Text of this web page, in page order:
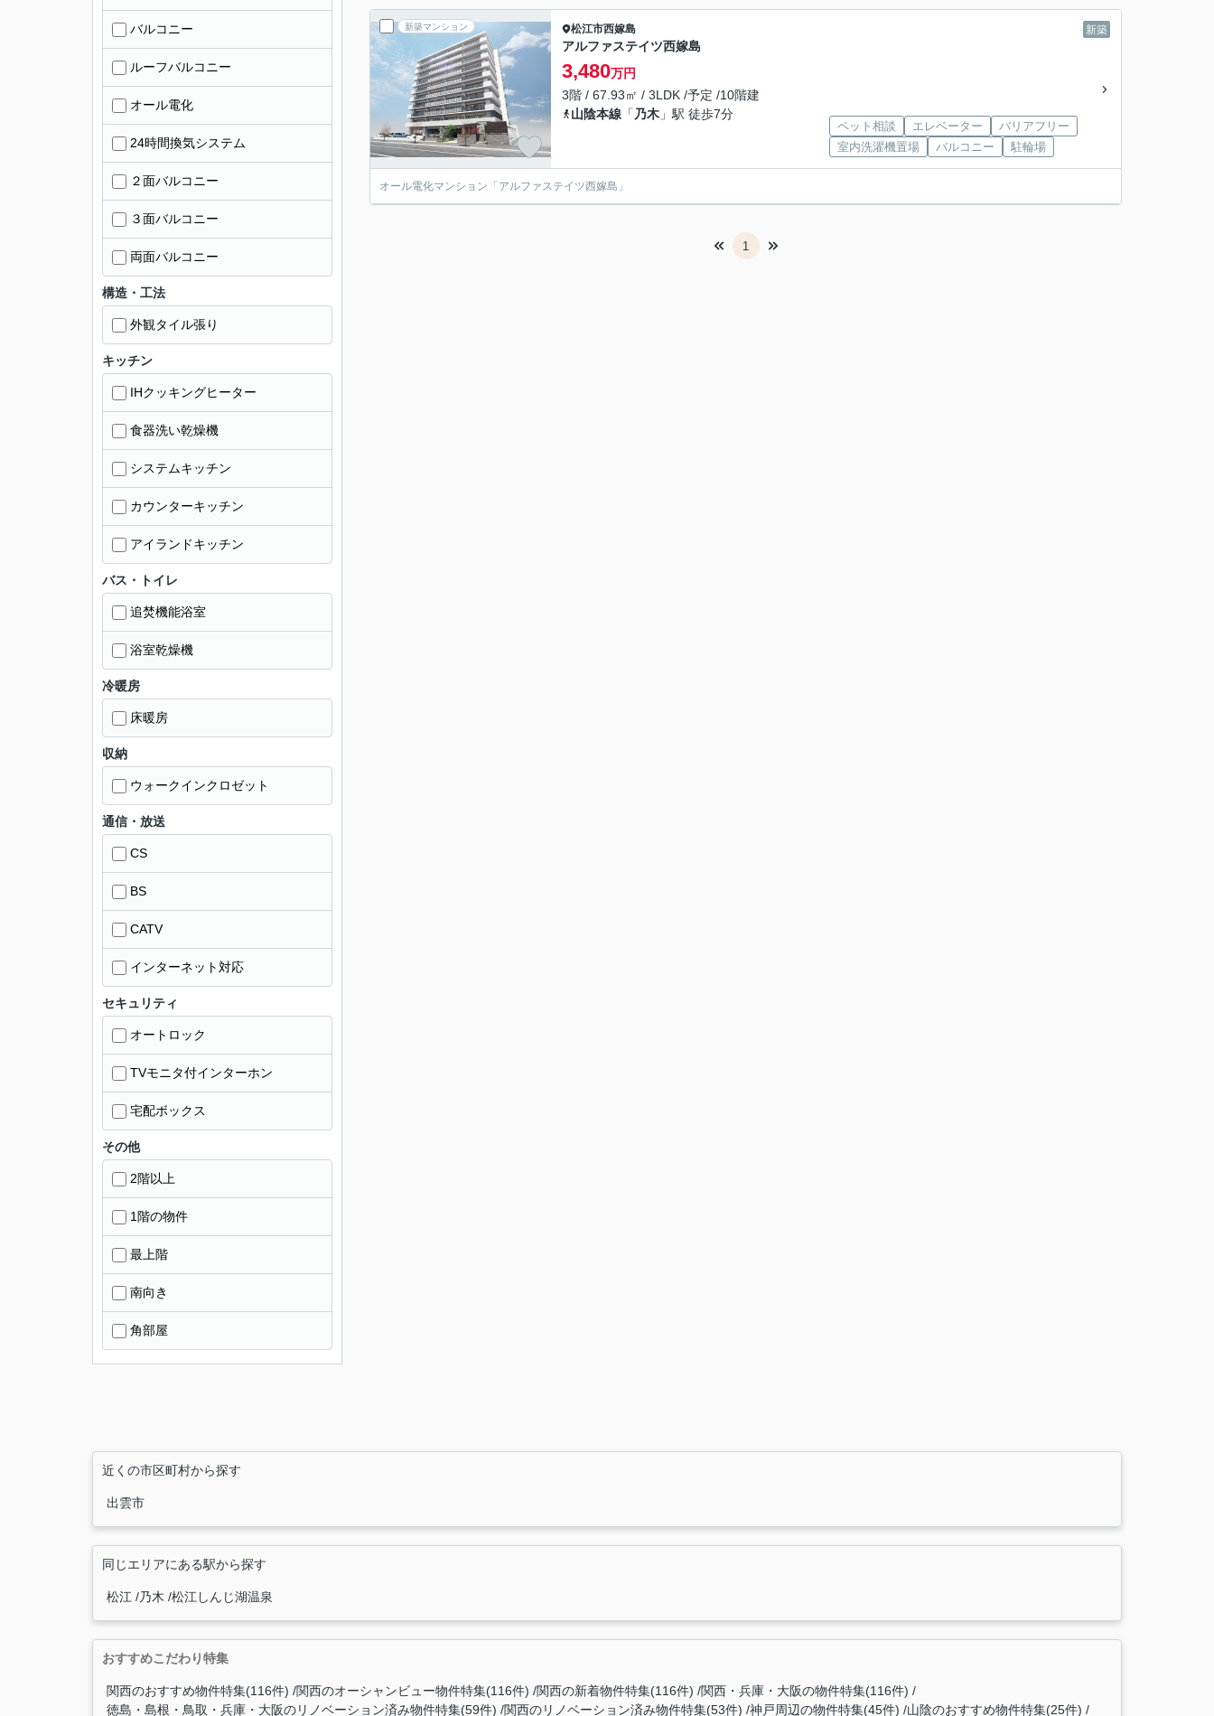
新築マンション 新築
松江市西嫁島
アルファステイツ西嫁島
3,480万円
3階 / 67.93㎡ / 3LDK /予定 /10階建
山陰本線 「 乃木 」駅 徒歩7分
ペット相談 エレベーター
バリアフリー
室内洗濯機置場
バルコニー 駐輪場
オール電化マンション「アルファステイツ西嫁島」
1
バルコニー
ルーフバルコニー
オール電化
24時間換気システム
２面バルコニー
３面バルコニー
両面バルコニー
構造・工法
外観タイル張り
キッチン
IHクッキングヒーター
食器洗い乾燥機
システムキッチン
カウンターキッチン
アイランドキッチン
バス・トイレ
追焚機能浴室
浴室乾燥機
冷暖房
床暖房
収納
ウォークインクロゼット
通信・放送
CS
BS
CATV
インターネット対応
セキュリティ
オートロック
TVモニタ付インターホン
宅配ボックス
その他
2階以上
1階の物件
最上階
南向き
角部屋
近くの市区町村から探す
出雲市
同じエリアにある駅から探す
松江 乃木 松江しんじ湖温泉
おすすめこだわり特集
関西のおすすめ物件特集(116件) 関西のオーシャンビュー物件特集(116件) 関西の新着物件特集(116件)
関西・兵庫・大阪の物件特集(116件)
徳島・島根・鳥取・兵庫・大阪のリノベーション済み物件特集(59件)
関西のリノベーション済み物件特集(53件) 神戸周辺の物件特集(45件) 山陰のおすすめ物件特集(25件)